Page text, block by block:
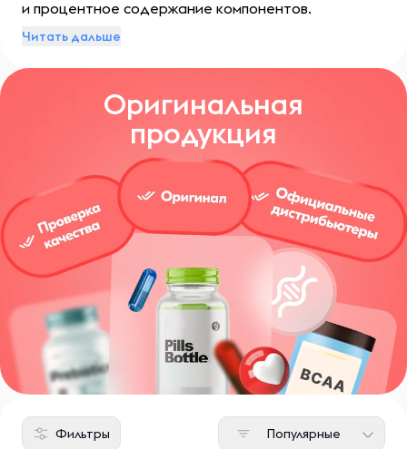
и процентное содержание компонентов.
Читать дальше
Оригинальная
продукция
Фильтры Популярные